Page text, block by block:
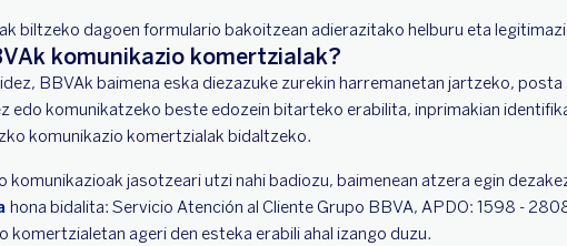
biltzeko dagoen formulario bakoitzean adierazitako helburu eta
komunikazio komertzialak?
BBVAk baimena eska diezazuke zurekin harremanetan jartzeko,
edo komunikatzeko beste edozein bitarteko erabilita, inprimakian
komunikazio komertzialak bidaltzeko.
komunikazioak jasotzeari utzi nahi badiozu, baimenean atzera egin
hona bidalita: Servicio Atención al Cliente Grupo BBVA, APDO: 1598 -
komertzialetan ageri den esteka erabili ahal izango duzu.